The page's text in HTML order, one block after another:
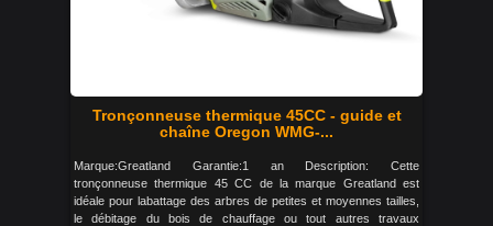
Tronçonneuse thermique 45CC - guide et
chaîne Oregon WMG-...
Marque:Greatland Garantie:1 an Description: Cette
tronçonneuse thermique 45 CC de la marque Greatland est
idéale pour labattage des arbres de petites et moyennes tailles,
le débitage du bois de chauffage ou tout autres travaux